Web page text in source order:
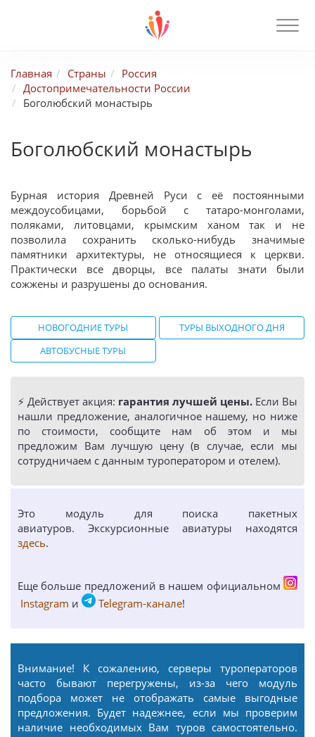
Главная Страны
Россия
Достопримечательности России
Боголюбский монастырь
Боголюбский монастырь
Бурная история Древней Руси с её постоянными
междоусобицами, борьбой с татаро-монголами,
поляками, литовцами, крымским ханом так и не
позволила сохранить сколько-нибудь значимые
памятники архитектуры, не относящиеся к церкви.
Практически все дворцы, все палаты знати были
сожжены и разрушены до основания.
НОВОГОДНИЕ ТУРЫ
ТУРЫ ВЫХОДНОГО ДНЯ
АВТОБУСНЫЕ ТУРЫ
⚡️ Действует акция: гарантия лучшей цены. Если Вы
нашли предложение, аналогичное нашему, но ниже
по стоимости, сообщите нам об этом и мы
предложим Вам лучшую цену (в случае, если мы
сотрудничаем с данным туроператором и отелем).
Это модуль для поиска пакетных
авиатуров. Экскурсионные авиатуры находятся
здесь.
Еще больше предложений в нашем официальном
Instagram и Telegram-канале!
Внимание! К сожалению, серверы туроператоров
часто бывают перегружены, из-за чего модуль
подбора может не отображать самые выгодные
предложения. Будет надежнее, если мы проверим
наличие необходимых Вам туров самостоятельно.